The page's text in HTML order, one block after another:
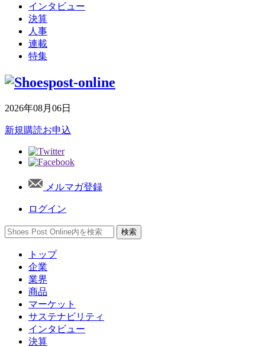
インタビュー
決算
人事
連載
特集
2026年08月06日
新規購読お申込
メルマガ登録
ログイン
トップ
企業
業界
商品
マーケット
サステナビリティ
インタビュー
決算